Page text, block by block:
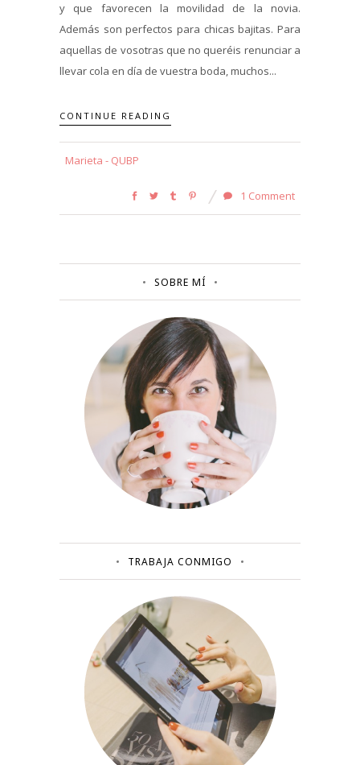
y que favorecen la movilidad de la novia.
Además son perfectos para chicas bajitas. Para
aquellas de vosotras que no queréis renunciar a
llevar cola en día de vuestra boda, muchos...
CONTINUE READING
Marieta - QUBP
1 Comment
SOBRE MÍ
TRABAJA CONMIGO